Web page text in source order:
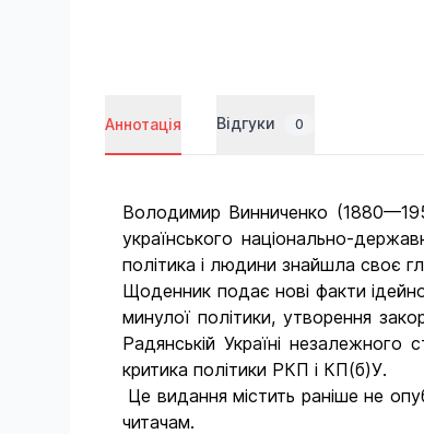
Аннотація Відгуки 0
Володимир Винниченко
українського національно-
політика і людини знайшла своє
Щоденник подає нові факти
минулої політики, утворення
Радянській Україні
критика політики РКП і КП(б)У.
Це видання містить раніше не
читачам.